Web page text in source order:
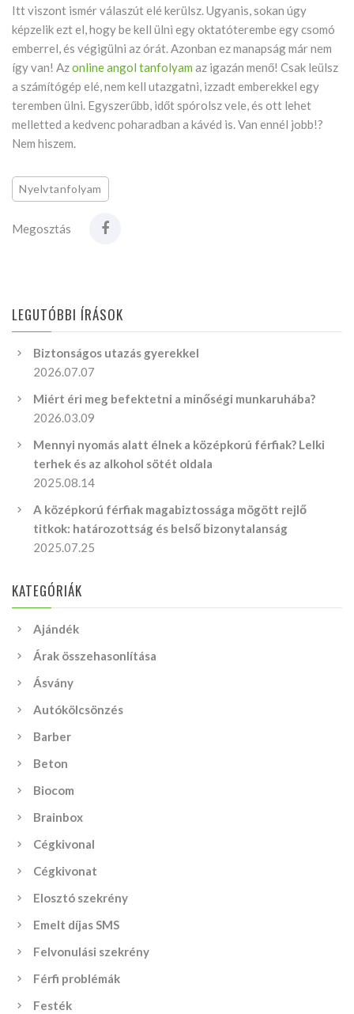
Itt viszont ismér válaszút elé kerülsz. Ugyanis, sokan úgy
képzelik ezt el, hogy be kell ülni egy oktatóterembe egy csomó
emberrel, és végigülni az órát. Azonban ez manapság már nem
így van! Azonline angol tanfolyam az igazán menő! Csak leülsz
a számítógép elé, nem kell utazgatni, izzadt emberekkel egy
teremben ülni. Egyszerűbb, időt spórolsz vele, és ott lehet
melletted a kedvenc poharadban a kávéd is. Van ennél jobb!?
Nem hiszem.
Nyelvtanfolyam
Megosztás
LEGUTÓBBI ÍRÁSOK
Biztonságos utazás gyerekkel
2026.07.07
Miért éri meg befektetni a minőségi munkaruhába?
2026.03.09
Mennyi nyomás alatt élnek a középkorú férfiak? Lelki
terhek és az alkohol sötét oldala
2025.08.14
A középkorú férfiak magabiztossága mögött rejlő
titkok: határozottság és belső bizonytalanság
2025.07.25
KATEGÓRIÁK
Ajándék
Árak összehasonlítása
Ásvány
Autókölcsönzés
Barber
Beton
Biocom
Brainbox
Cégkivonal
Cégkivonat
Elosztó szekrény
Emelt díjas SMS
Felvonulási szekrény
Férfi problémák
Festék